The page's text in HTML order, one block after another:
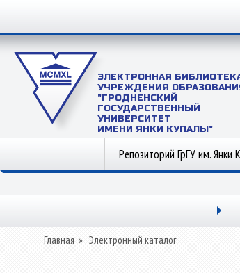
ЭЛЕКТРОННАЯ
УЧРЕЖДЕНИЯ
"ГРОДНЕНСКИЙ
ГОСУДАРСТВЕННЫЙ
УНИВЕРСИТЕТ
ИМЕНИ ЯНКИ КУПАЛЫ"
Репозиторий ГрГУ им. Янки
Главная » Электронный каталог